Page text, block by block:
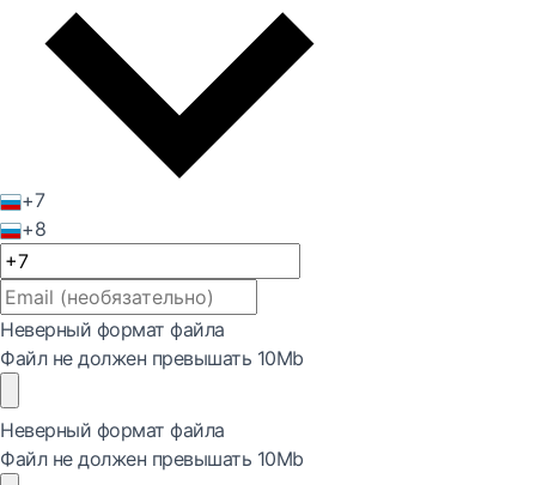
+7
+8
Неверный формат файла
Файл не должен превышать 10Mb
Неверный формат файла
Файл не должен превышать 10Mb